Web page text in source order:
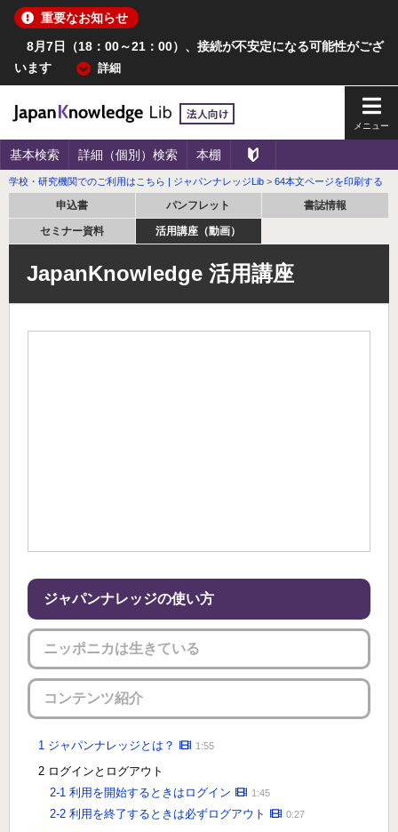
重要なお知らせ
8月7日（18：00～21：00）、接続が不安定になる可能性がござ
います
詳細
基本検索 詳細（個別）検索 本棚
学校・研究機関でのご利用はこちら | ジャパンナレッジLib > 64本文ページを印刷する
申込書 パンフレット 書誌情報
セミナー資料 活用講座（動画）
JapanKnowledge 活用講座
ジャパンナレッジの使い方
ニッポニカは生きている
コンテンツ紹介
1 ジャパンナレッジとは？ 1:55
2 ログインとログアウト
2-1 利用を開始するときはログイン
1:45
2-2 利用を終了するときは必ずログアウト 0:27